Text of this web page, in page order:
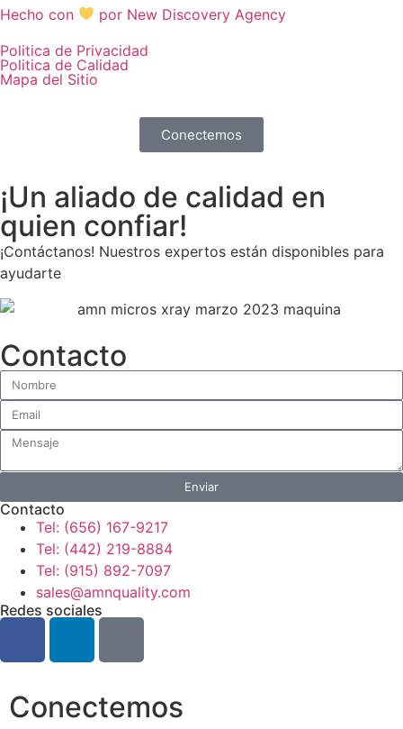
Hecho con
por New Discovery Agency
Politica de Privacidad
Politica de Calidad
Mapa del Sitio
Conectemos
¡Un aliado de calidad en
quien confiar!
¡Contáctanos! Nuestros expertos están disponibles para
ayudarte
Contacto
Enviar
Contacto
Tel: (656) 167-9217
Tel: (442) 219-8884
Tel: (915) 892-7097
sales@amnquality.com
Redes sociales
Conectemos